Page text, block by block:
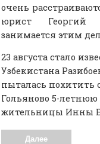
очень
юрист Георгий
занимается этим
23 августа стало
Узбекистана
пыталась похитить
Гольяново 5-
жительницы Инны
Далее